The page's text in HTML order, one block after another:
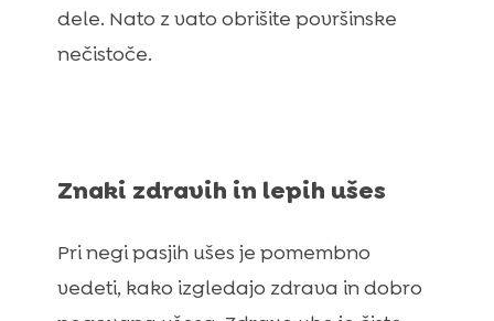
dele. Nato z vato obrišite površinske
nečistoče.
Znaki zdravih in lepih ušes
Pri negi pasjih ušes je pomembno
vedeti, kako izgledajo zdrava in dobro